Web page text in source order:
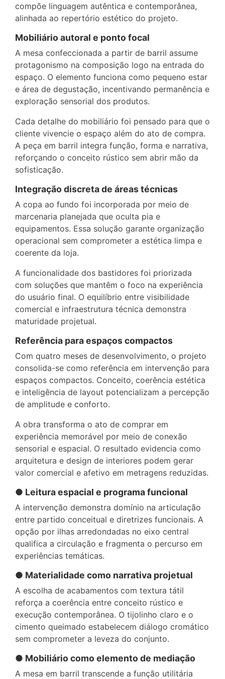
compõe linguagem autêntica e contemporânea,
alinhada ao repertório estético do projeto.
Mobiliário autoral e ponto focal
A mesa confeccionada a partir de barril assume
protagonismo na composição logo na entrada do
espaço. O elemento funciona como pequeno estar
e área de degustação, incentivando permanência e
exploração sensorial dos produtos.
Cada detalhe do mobiliário foi pensado para que o
cliente vivencie o espaço além do ato de compra.
A peça em barril integra função, forma e narrativa,
reforçando o conceito rústico sem abrir mão da
sofisticação.
Integração discreta de áreas técnicas
A copa ao fundo foi incorporada por meio de
marcenaria planejada que oculta pia e
equipamentos. Essa solução garante organização
operacional sem comprometer a estética limpa e
coerente da loja.
A funcionalidade dos bastidores foi priorizada
com soluções que mantêm o foco na experiência
do usuário final. O equilíbrio entre visibilidade
comercial e infraestrutura técnica demonstra
maturidade projetual.
Referência para espaços compactos
Com quatro meses de desenvolvimento, o projeto
consolida-se como referência em intervenção para
espaços compactos. Conceito, coerência estética
e inteligência de layout potencializam a percepção
de amplitude e conforto.
A obra transforma o ato de comprar em
experiência memorável por meio de conexão
sensorial e espacial. O resultado evidencia como
arquitetura e design de interiores podem gerar
valor comercial e afetivo em metragens reduzidas.
● Leitura espacial e programa funcional
A intervenção demonstra domínio na articulação
entre partido conceitual e diretrizes funcionais. A
opção por ilhas arredondadas no eixo central
qualifica a circulação e fragmenta o percurso em
experiências temáticas.
● Materialidade como narrativa projetual
A escolha de acabamentos com textura tátil
reforça a coerência entre conceito rústico e
execução contemporânea. O tijolinho claro e o
cimento queimado estabelecem diálogo cromático
sem comprometer a leveza do conjunto.
● Mobiliário como elemento de mediação
A mesa em barril transcende a função utilitária